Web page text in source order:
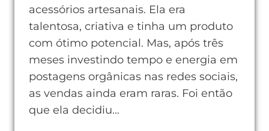
acessórios artesanais. Ela era
talentosa, criativa e tinha um produto
com ótimo potencial. Mas, após três
meses investindo tempo e energia em
postagens orgânicas nas redes sociais,
as vendas ainda eram raras. Foi então
que ela decidiu…